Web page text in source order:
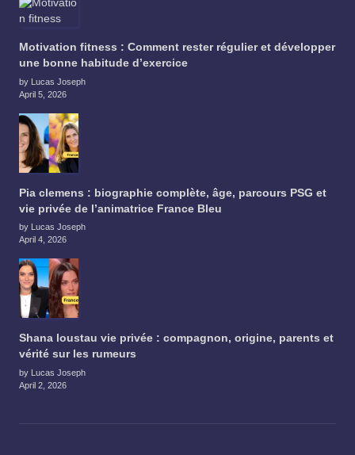
Motivation fitness : Comment rester régulier et développer
une bonne habitude d’exercice
by Lucas Joseph
April 5, 2026
Pia clemens : biographie complète, âge, parcours PSG et
vie privée de l’animatrice France Bleu
by Lucas Joseph
April 4, 2026
Shana loustau vie privée : compagnon, origine, parents et
vérité sur les rumeurs
by Lucas Joseph
April 2, 2026